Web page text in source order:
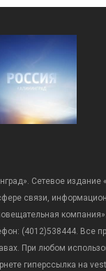
Сетевое
связи,
(4012)538444. Все
При любом
гиперссылка на